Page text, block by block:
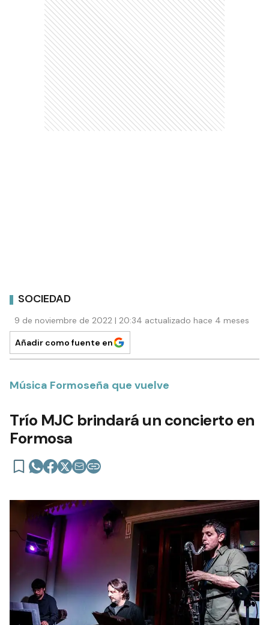
SOCIEDAD
9 de noviembre de 2022 | 20:34 actualizado hace 4 meses
Añadir como fuente en
Música Formoseña que vuelve
Trío MJC brindará un concierto en
Formosa